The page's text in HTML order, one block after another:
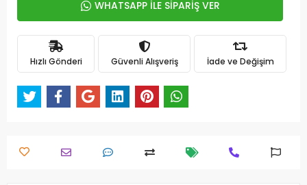
WHATSAPP İLE SİPARİŞ VER
Hızlı Gönderi Güvenli Alışveriş İade ve Değişim